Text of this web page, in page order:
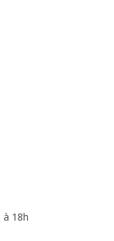
à 18h